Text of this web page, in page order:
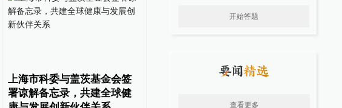
上海市科委与盖茨基金会签
署谅解备忘录，共建全球健
开始答题
查看更多